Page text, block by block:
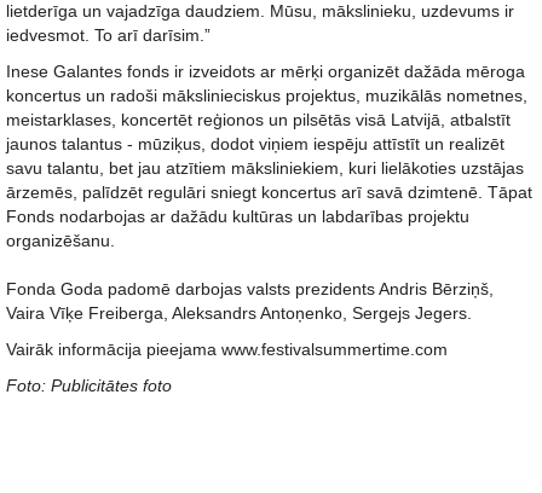
lietderīga un vajadzīga daudziem. Mūsu, mākslinieku, uzdevums ir
iedvesmot. To arī darīsim.”
Inese Galantes fonds ir izveidots ar mērķi organizēt dažāda mēroga
koncertus un radoši mākslinieciskus projektus, muzikālās nometnes,
meistarklases, koncertēt reģionos un pilsētās visā Latvijā, atbalstīt
jaunos talantus - mūziķus, dodot viņiem iespēju attīstīt un realizēt
savu talantu, bet jau atzītiem māksliniekiem, kuri lielākoties uzstājas
ārzemēs, palīdzēt regulāri sniegt koncertus arī savā dzimtenē. Tāpat
Fonds nodarbojas ar dažādu kultūras un labdarības projektu
organizēšanu.
Fonda Goda padomē darbojas valsts prezidents Andris Bērziņš,
Vaira Vīķe Freiberga, Aleksandrs Antoņenko, Sergejs Jegers.
Vairāk informācija pieejama www.festivalsummertime.com
Foto: Publicitātes foto